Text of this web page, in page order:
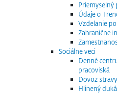
Priemyselný
Údaje o
Vzdelanie
Zahranične
Sociálne veci
Denné
pracoviská
Dovoz stravy
Hlinený